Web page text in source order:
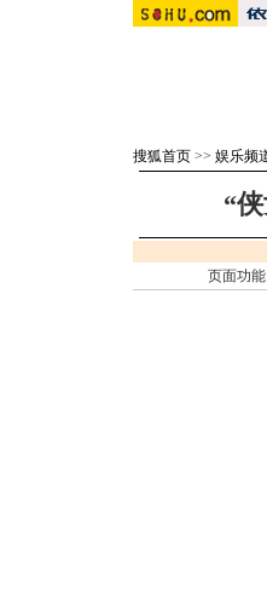
搜狐首页 >> 娱乐频
“
页面功能